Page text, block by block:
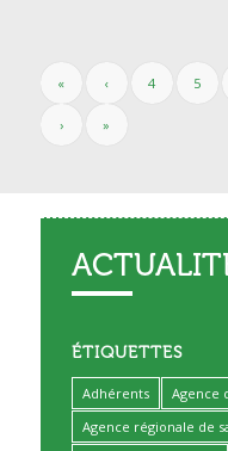
« ‹ 4 5
› »
ÉTIQUETTES
Adhérents
Agence
Agence régionale de